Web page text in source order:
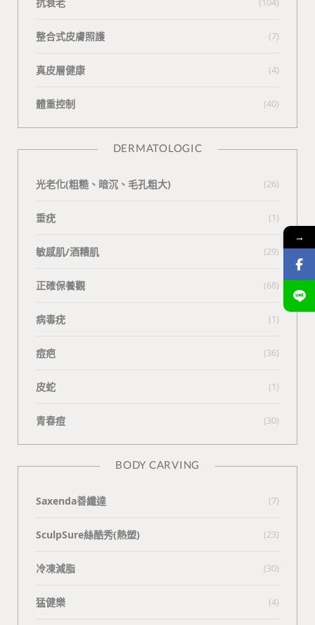
整合式皮膚照護 (7)
真皮層健康 (4)
體重控制 (40)
DERMATOLOGIC
光老化(粗糙、暗沉、毛孔粗大) (26)
垂疣 (1)
敏感肌/酒糟肌 (29)
正確保養觀 (68)
病毒疣 (1)
痘疤 (36)
皮蛇 (1)
青春痘 (30)
BODY CARVING
Saxenda善纖達 (7)
SculpSure絲酷秀(熱塑) (23)
冷凍減脂 (30)
猛健樂 (4)
→